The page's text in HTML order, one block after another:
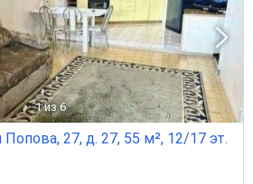
1 из 6
27, д. 27, 55 м², 12/17 эт.